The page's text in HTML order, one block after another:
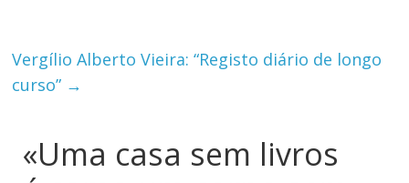
Vergílio Alberto Vieira: “Registo diário de longo
curso” →
«Uma casa sem livros